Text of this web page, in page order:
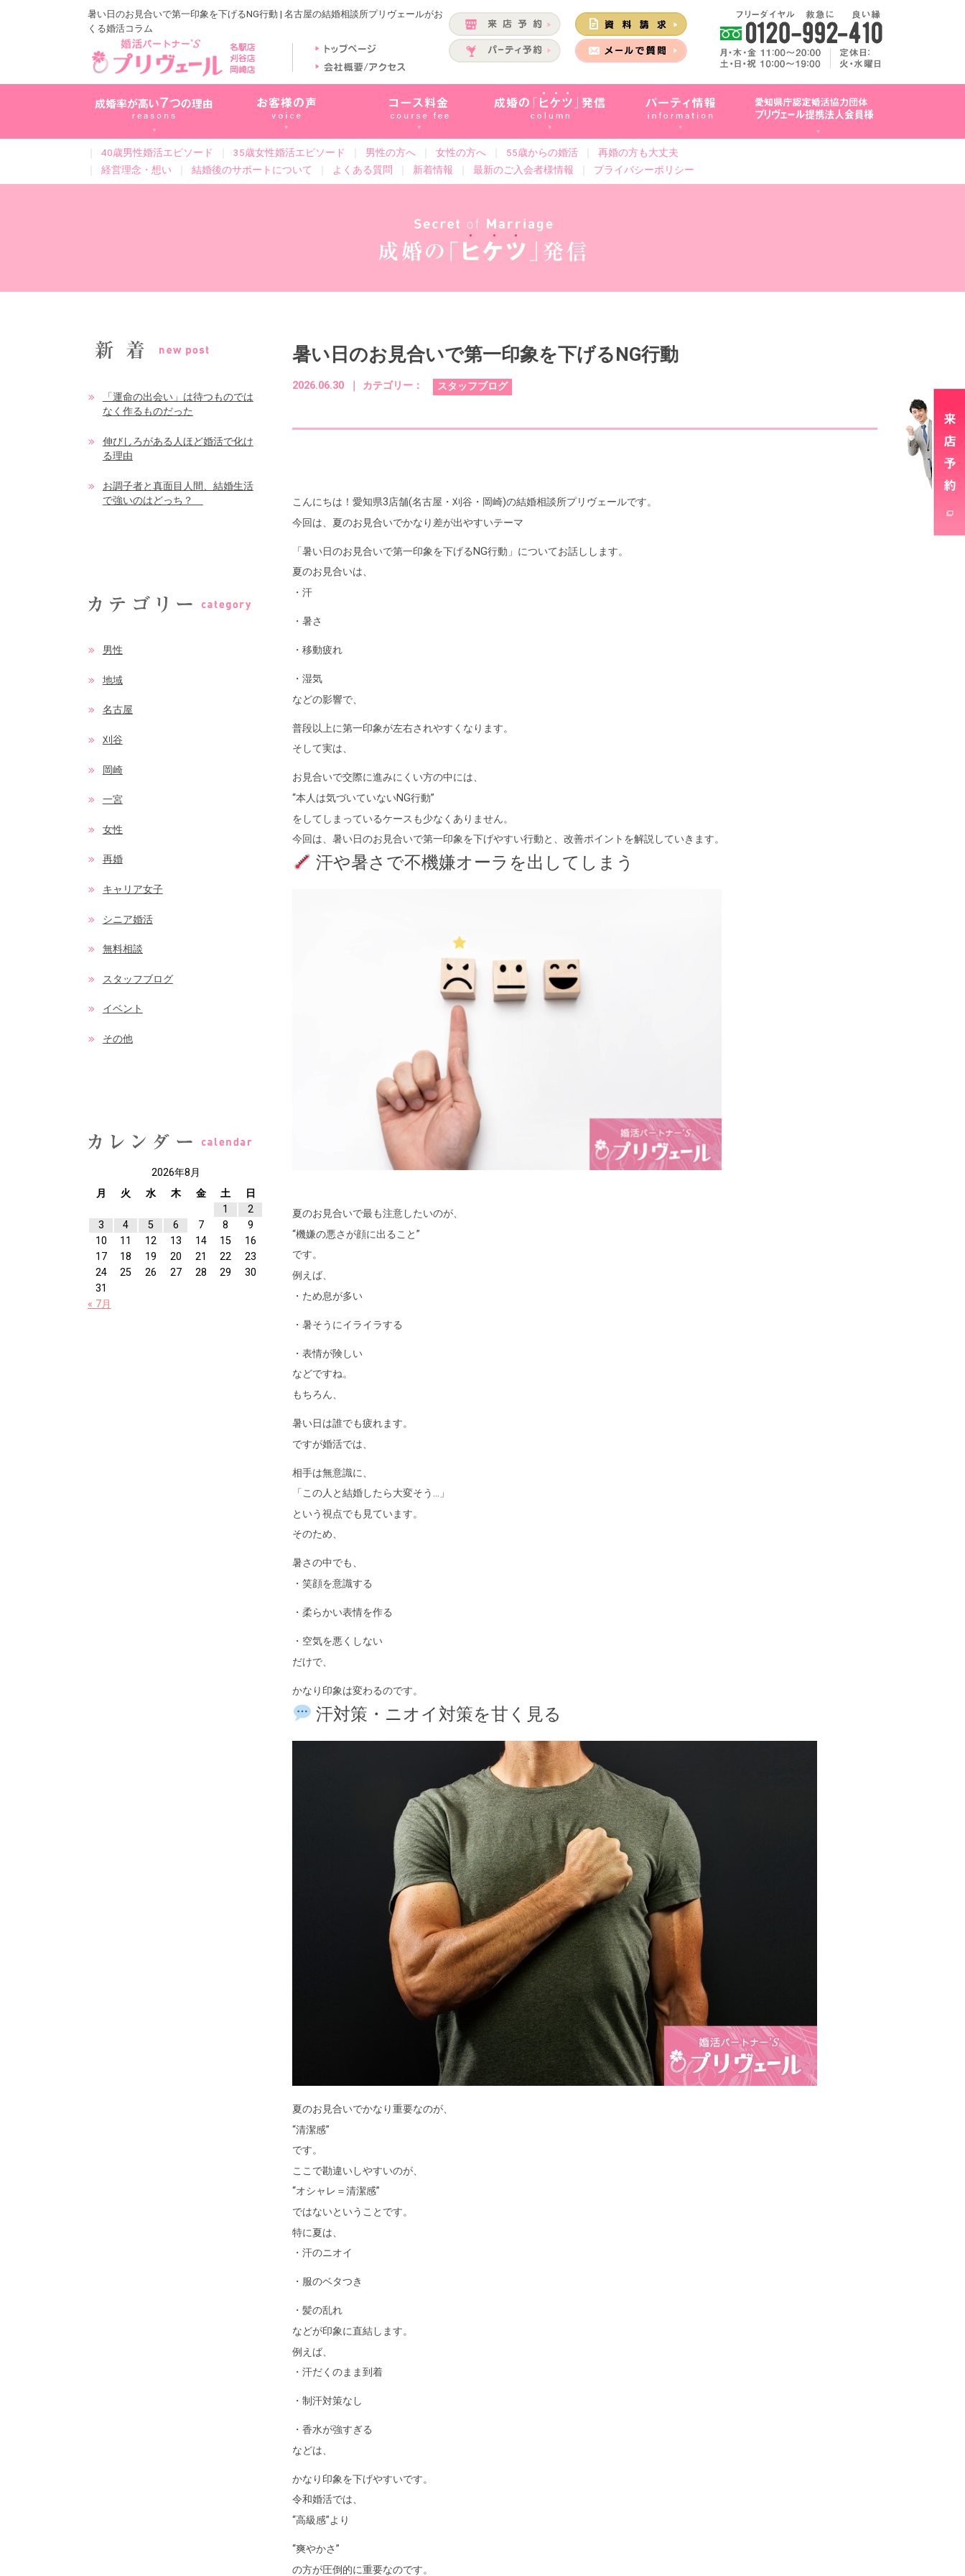
暑い日のお見合いで第一印象を下げるNG行動 | 名古屋の結婚相談所プリヴェールがお
くる婚活コラム
40歳男性婚活エピソード 35歳女性婚活エピソード 男性の方へ 女性の方へ 55歳からの婚活 再婚の方も大丈夫
経営理念・想い 結婚後のサポートについて よくある質問 新着情報 最新のご入会者様情報 プライバシーポリシー
暑い日のお見合いで第一印象を下げるNG行動
2026.06.30 ｜ カテゴリー： スタッフブログ
こんにちは！愛知県3店舗(名古屋・刈谷・岡崎)の結婚相談所プリヴェールです。
今回は、夏のお見合いでかなり差が出やすいテーマ
「暑い日のお見合いで第一印象を下げるNG行動」についてお話しします。
夏のお見合いは、
・汗
・暑さ
・移動疲れ
・湿気
などの影響で、
普段以上に第一印象が左右されやすくなります。
そして実は、
お見合いで交際に進みにくい方の中には、
“本人は気づいていないNG行動”
をしてしまっているケースも少なくありません。
今回は、暑い日のお見合いで第一印象を下げやすい行動と、改善ポイントを解説していきます。
汗や暑さで不機嫌オーラを出してしまう
夏のお見合いで最も注意したいのが、
“機嫌の悪さが顔に出ること”
です。
例えば、
・ため息が多い
・暑そうにイライラする
・表情が険しい
などですね。
もちろん、
暑い日は誰でも疲れます。
ですが婚活では、
相手は無意識に、
「この人と結婚したら大変そう…」
という視点でも見ています。
そのため、
暑さの中でも、
・笑顔を意識する
・柔らかい表情を作る
・空気を悪くしない
だけで、
かなり印象は変わるのです。
汗対策・ニオイ対策を甘く見る
夏のお見合いでかなり重要なのが、
“清潔感”
です。
ここで勘違いしやすいのが、
“オシャレ＝清潔感”
ではないということです。
特に夏は、
・汗のニオイ
・服のベタつき
・髪の乱れ
などが印象に直結します。
例えば、
・汗だくのまま到着
・制汗対策なし
・香水が強すぎる
などは、
かなり印象を下げやすいです。
令和婚活では、
“高級感”より
“爽やかさ”
の方が圧倒的に重要なのです。
「運命の出会い」は待つものでは
なく作るものだった
伸びしろがある人ほど婚活で化け
る理由
お調子者と真面目人間、結婚生活
で強いのはどっち？
男性
地域
名古屋
刈谷
岡崎
一宮
女性
再婚
キャリア女子
シニア婚活
無料相談
スタッフブログ
イベント
その他
2026年8月
月
火 水 木 金 土
日
1
2
3
4 5 6 7 8
9
10
11 12 13 14 15
16
17
18 19 20 21 22
23
24
25 26 27 28 29
30
31
« 7月